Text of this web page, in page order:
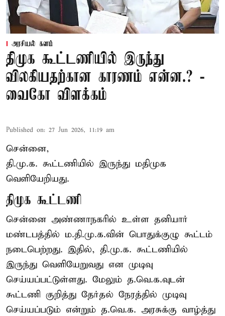
அரசியல் களம்
திமுக கூட்டணியில் இருந்து
விலகியதற்கான காரணம் என்ன.? -
வைகோ விளக்கம்
Published on: 27 Jun 2026, 11:19 am
சென்னை,
தி.மு.க. கூட்டணியில் இருந்து மதிமுக
வெளியேறியது.
திமுக கூட்டணி
சென்னை அண்ணாநகரில் உள்ள தனியார்
மண்டபத்தில் ம.தி.மு.க.வின் பொதுக்குழு கூட்டம்
நடைபெற்றது. இதில், தி.மு.க. கூட்டணியில்
இருந்து வெளியேறுவது என முடிவு
செய்யப்பட்டுள்ளது. மேலும் த.வெ.க.வுடன்
கூட்டணி குறித்து தேர்தல் நேரத்தில் முடிவு
செய்யப்படும் என்றும் த.வெ.க. அரசுக்கு வாழ்த்து